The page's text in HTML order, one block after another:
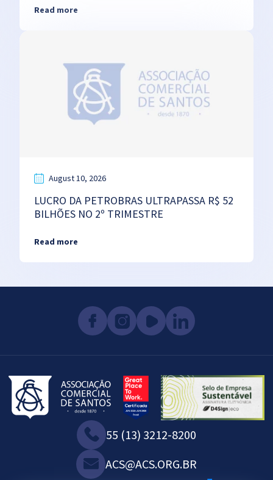
Read more
August 10, 2026
LUCRO DA PETROBRAS ULTRAPASSA R$ 52
BILHÕES NO 2º TRIMESTRE
Read more
55 (13) 3212-8200
ACS@ACS.ORG.BR